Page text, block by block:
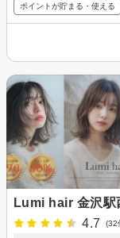
ポイントが貯まる・使える
Lumi hair 金沢駅
4.7
(32